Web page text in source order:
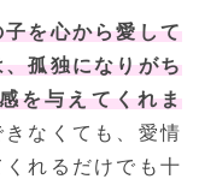
を心から愛して
孤独になりがち
を与えてくれま
なくても、愛情
れるだけでも十